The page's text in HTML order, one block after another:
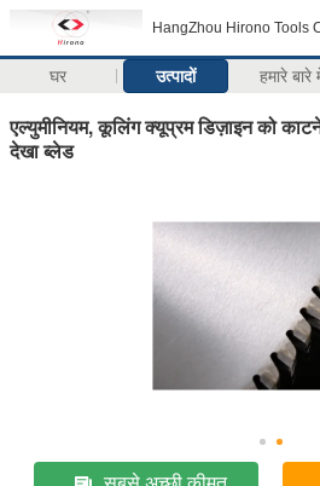
HangZhou Hirono Tools
घर उत्पादों हमारे बारे
एल्युमीनियम, कूलिंग क्यूप्रम डिज़ाइन को
देखा ब्लेड